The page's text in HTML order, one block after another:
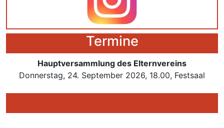
Termine
Hauptversammlung des Elternvereins
Donnerstag, 24. September 2026, 18.00, Festsaal